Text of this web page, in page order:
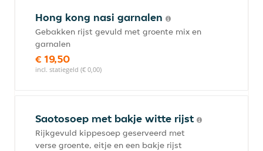
Hong kong nasi garnalen
Gebakken rijst gevuld met groente mix en
garnalen
€ 19,50
incl. statiegeld (€ 0,00)
Saotosoep met bakje witte rijst
Rijkgevuld kippesoep geserveerd met
verse groente, eitje en een bakje rijst